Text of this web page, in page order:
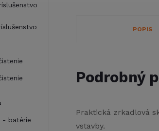
- batérie
POPIS
Podrobný
Praktická zrkadlová
vstavby.